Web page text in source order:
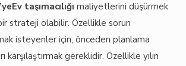
taşımacılığı maliyetlerini düşürmek
strateji olabilir. Özellikle sorun
isteyenler için, önceden planlama
karşılaştırmak gereklidir. Özellikle yılın